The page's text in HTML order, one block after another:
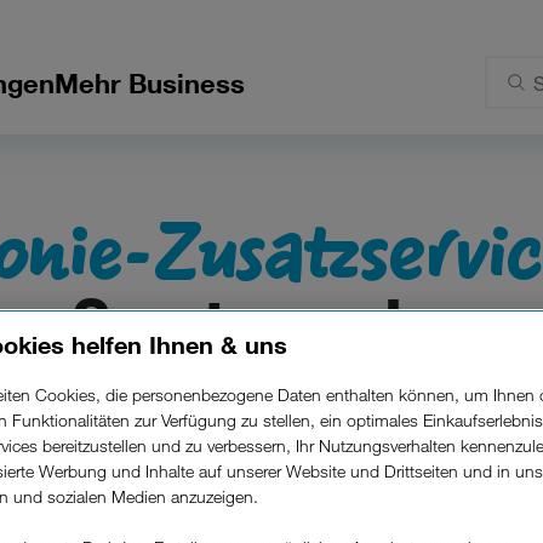
Mehr Business
helfen Ihnen & uns
Cookies, die personenbezogene Daten enthalten können, um Ihnen
Funktionalitäten zur Verfügung zu stellen, ein optimales
bereitzustellen und zu verbessern, Ihr Nutzungsverhalten
Werbung und Inhalte auf unserer Website und Drittseiten und in
und sozialen Medien anzuzeigen.